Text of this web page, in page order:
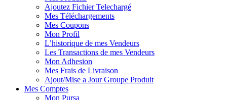
Ajoutez Fichier Telechargé
Mes Téléchargements
Mes Coupons
Mon Profil
L’historique de mes Vendeurs
Les Transactions de mes Vendeurs
Mon Adhesion
Mes Frais de Livraison
Ajout/Mise a Jour Groupe Produit
Mes Comptes
Mon Pursa